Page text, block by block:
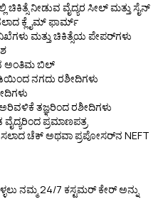
ನೀಡುವ ವೈದ್ಯರ ಸೀಲ್ ಮತ್ತು ಸೈನ್
ಕ್ಲೈಮ್ ಫಾರ್ಮ್
ಮತ್ತು ಚಿಕಿತ್ಸೆಯ ಪೇಪರ್‌ಗಳು
ಅಂತಿಮ ಬಿಲ್
ನಗದು ರಶೀದಿಗಳು
ಅರಿವಳಿಕೆ ತಜ್ಞರಿಂದ ರಶೀದಿಗಳು
ಪ್ರಮಾಣಪತ್ರ
ಚೆಕ್ ಅಥವಾ ಪ್ರಪೋಸರ್‌ನ NEFT
ನಮ್ಮ 24/7 ಕಸ್ಟಮರ್ ಕೇರ್ ಅನ್ನು